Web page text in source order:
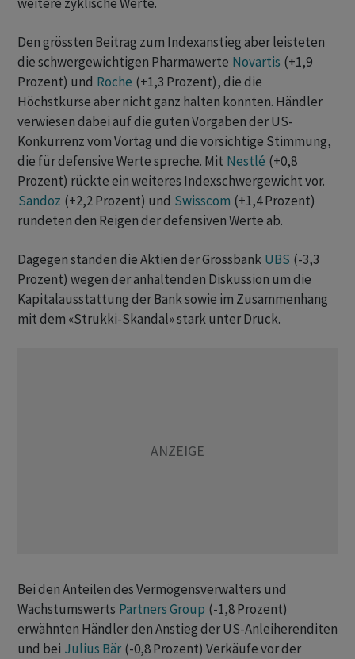
weitere zyklische Werte.
Den grössten Beitrag zum Indexanstieg aber leisteten
die schwergewichtigen Pharmawerte Novartis (+1,9
Prozent) und Roche (+1,3 Prozent), die die
Höchstkurse aber nicht ganz halten konnten. Händler
verwiesen dabei auf die guten Vorgaben der US-
Konkurrenz vom Vortag und die vorsichtige Stimmung,
die für defensive Werte spreche. Mit Nestlé (+0,8
Prozent) rückte ein weiteres Indexschwergewicht vor.
Sandoz (+2,2 Prozent) und Swisscom (+1,4 Prozent)
rundeten den Reigen der defensiven Werte ab.
Dagegen standen die Aktien der Grossbank UBS (-3,3
Prozent) wegen der anhaltenden Diskussion um die
Kapitalausstattung der Bank sowie im Zusammenhang
mit dem «Strukki-Skandal» stark unter Druck.
Bei den Anteilen des Vermögensverwalters und
Wachstumswerts Partners Group (-1,8 Prozent)
erwähnten Händler den Anstieg der US-Anleiherenditen
und bei Julius Bär (-0,8 Prozent) Verkäufe vor der